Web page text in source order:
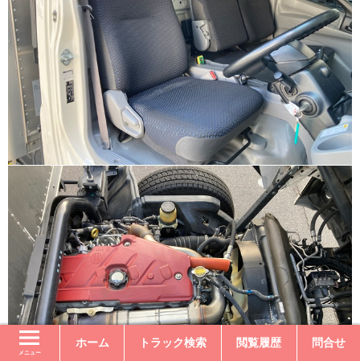
メニュー
ホーム トラック検索 閲覧履歴 問合せ